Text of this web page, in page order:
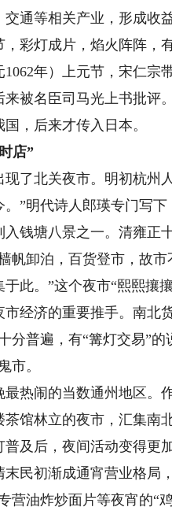
等相关产业，形成收
彩灯成片，焰火阵阵，
年）上元节，宋仁
被名臣司马光上书批评
，后来才传入日本。
店”
北关夜市。明初杭州
”明代诗人郎瑛专门写
钱塘八景之一。清雍正
帆卸泊，百货登市，故
此。”这个夜市“熙熙攘
济的重要推手。南北
分普遍，有“篝灯交易”
市。
闹的当数通州地区。作
馆林立的夜市，汇集南
后，夜间活动变得更
民初渐成通宵营业格局
营油炸炒面片等夜宵的“